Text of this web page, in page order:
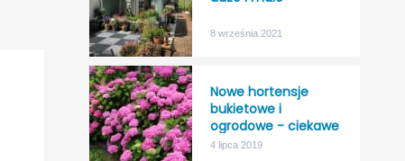
8 września 2021
Nowe hortensje
bukietowe i
ogrodowe - ciekawe
kolory, większa
4 lipca 2019